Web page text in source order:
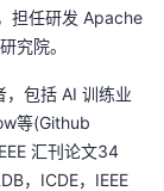
担任研发 Apache
究院。
，包括 AI 训练业
等(Github
汇刊论文34
，ICDE，IEEE